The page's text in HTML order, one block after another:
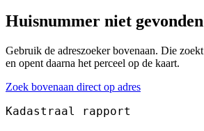
Huisnummer niet
Gebruik de adreszoeker bovenaan. Die
en opent daarna het perceel op de kaart.
Zoek bovenaan direct op adres
Kadastraal rapport